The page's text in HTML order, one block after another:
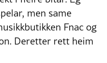
men same
Fnac og
Deretter rett heim